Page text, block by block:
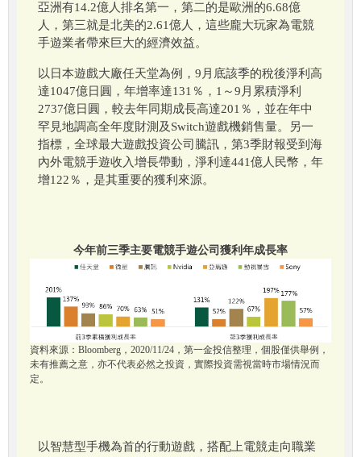
亞洲有14.2億人排名第一，第二的是歐洲的6.68億
人，第三就是北美的2.61億人，這些龐大玩家為電競
手遊業者帶來巨大的經濟效益。
以日本遊戲大廠任天堂為例，9月底該季的稅後淨利高
達1047億日圓，年增率達131％，1～9月累積淨利
2737億日圓，較去年同期成長高達201％，並在年中
罕見地調高全年度財測及Switch遊戲機銷售量。另一
指標，全球最大遊戲投資公司騰訊，第3季財報受到海
內外電競手遊收入增長帶動，淨利達441億人民幣，年
增122％，是其重要的獲利來源。
今年前三季主要電競手遊公司獲利年成長率
資料來源：Bloomberg，2020/11/24，第一金投信整理，個股僅供舉例，
未有推薦之意，亦不代表必然之投資，實際投資需視當時市場情況而
定。
以智慧型手機為首的行動遊戲，搭配上電競走向職業